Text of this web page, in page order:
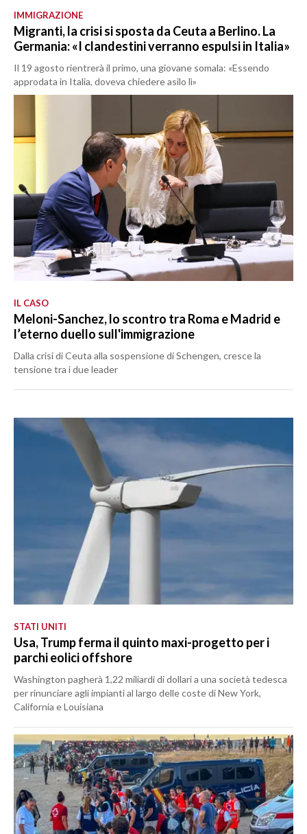
IMMIGRAZIONE
Migranti, la crisi si sposta da Ceuta a Berlino. La
Germania: «I clandestini verranno espulsi in Italia»
Il 19 agosto rientrerà il primo, una giovane somala: «Essendo
approdata in Italia, doveva chiedere asilo lì»
IL CASO
Meloni-Sanchez, lo scontro tra Roma e Madrid e
l’eterno duello sull'immigrazione
Dalla crisi di Ceuta alla sospensione di Schengen, cresce la
tensione tra i due leader
STATI UNITI
Usa, Trump ferma il quinto maxi-progetto per i
parchi eolici offshore
Washington pagherà 1,22 miliardi di dollari a una società tedesca
per rinunciare agli impianti al largo delle coste di New York,
California e Louisiana